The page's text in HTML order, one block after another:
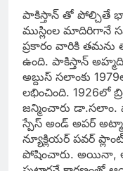
పాకిస్తాన్‌ తో పోల్చితే
ముస్లింల మాదిరిగానే
ప్రకారం వారికి తమను
ఉంది. పాకిస్తాన్‌
అబ్దుస్‌ సలాంకు
లభించింది. 1926లో
జన్మించారు డా.సలాం.
స్పేస్‌ అండ్‌ అపర్‌
న్యూక్లియర్‌ పవర్‌
పోషించారు. అయినా,